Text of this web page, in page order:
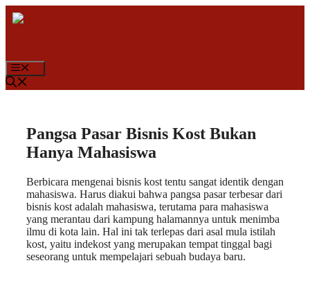
Langsung
ke
Pangsa Pasar Bisnis Kost Bukan
Hanya Mahasiswa
Berbicara mengenai bisnis kost tentu sangat identik dengan
mahasiswa. Harus diakui bahwa pangsa pasar terbesar dari
bisnis kost adalah mahasiswa, terutama para mahasiswa
yang merantau dari kampung halamannya untuk menimba
ilmu di kota lain. Hal ini tak terlepas dari asal mula istilah
kost, yaitu indekost yang merupakan tempat tinggal bagi
seseorang untuk mempelajari sebuah budaya baru.